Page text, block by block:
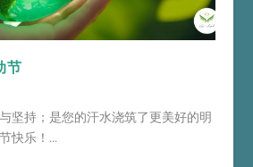
节
坚持；是您的汗水浇筑了更美好的明
快乐！...